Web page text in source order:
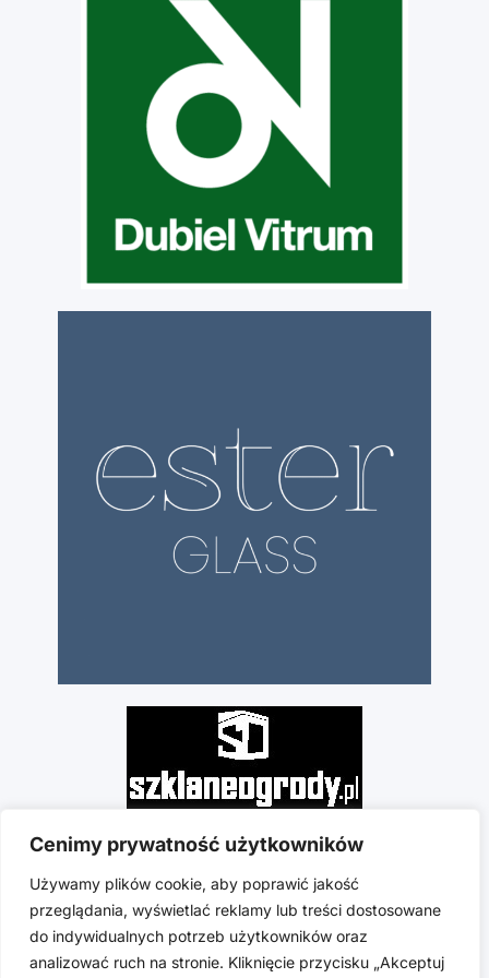
Cenimy prywatność użytkowników
Używamy plików cookie, aby poprawić jakość
przeglądania, wyświetlać reklamy lub treści dostosowane
do indywidualnych potrzeb użytkowników oraz
analizować ruch na stronie. Kliknięcie przycisku „Akceptuj